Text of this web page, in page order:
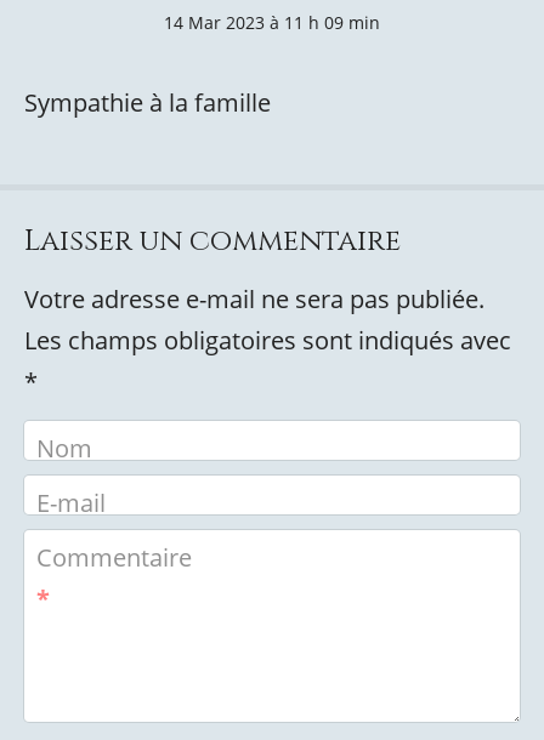
14 Mar 2023 à 11 h 09 min
Sympathie à la famille
Laisser un commentaire
Votre adresse e-mail ne sera pas publiée.
Les champs obligatoires sont indiqués avec
*
Nom
E-mail
Commentaire
*